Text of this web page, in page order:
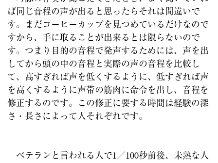
ば同じ音程の声が出ると思ったらそれは間違いで
す。まだコーヒーカップを見つめているだけなので
すから、手に取ることが出来るとは限らないので
す。つまり目的の音程で発声するためには、声を出
してから頭の中の音程と実際の声の音程を比較し
て、高すぎれば声を低くするように、低すぎれば声
を高くするように声帯の筋肉に命令を出し、音程を
修正するのです。この修正に要する時間は経験の深
さ・長さによって人それぞれです。
ベテランと言われる人で1／100秒前後、未熟な人